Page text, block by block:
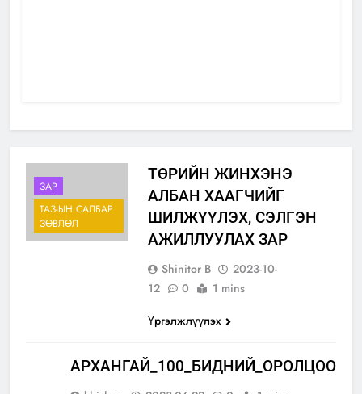
ЗАР
ТАЗ-ЫН САЛБАР
ЗӨВЛӨЛ
ТӨРИЙН ЖИНХЭНЭ
АЛБАН ХААГЧИЙГ
ШИЛЖҮҮЛЭХ, СЭЛГЭН
АЖИЛЛУУЛАХ ЗАР
Shinitor B
2023-10-
12
0
1 mins
Үргэлжлүүлэх
АРХАНГАЙ_100_БИДНИЙ_ОРОЛЦОО